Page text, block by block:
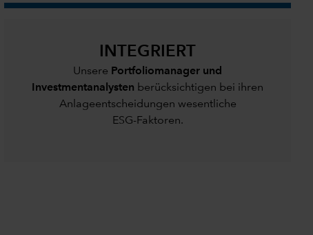
INTEGRIERT
Unsere Portfoliomanager und
Investmentanalysten berücksichtigen bei ihren
Anlageentscheidungen wesentliche
ESG-Faktoren.